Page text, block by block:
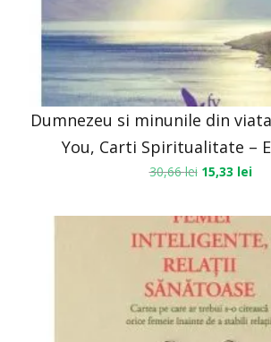
Dumnezeu si minunile din
You, Carti Spiritualitate –
30,66lei 15,33 lei